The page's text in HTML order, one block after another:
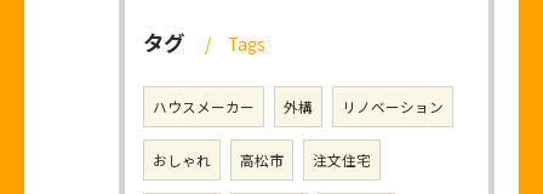
タグ Tags
ハウスメーカー 外構 リノベーション
おしゃれ 高松市 注文住宅